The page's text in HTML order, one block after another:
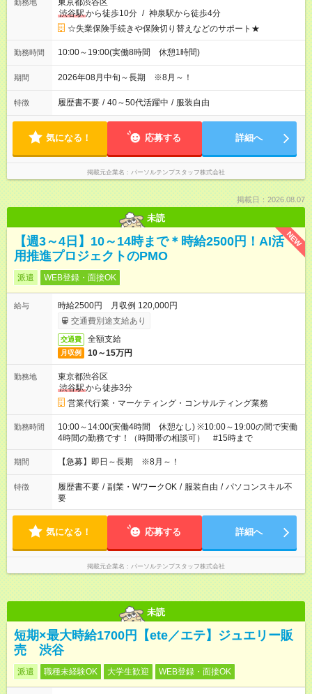
勤務地
東京都渋谷区
渋谷駅から徒歩10分 / 神泉駅から徒歩4分
☆失業保険手続きや保険切り替えなどのサポート★
勤務時間 10:00～19:00(実働8時間 休憩1時間)
期間 2026年08月中旬～長期 ※8月～！
特徴 履歴書不要 / 40～50代活躍中 / 服装自由
気になる！ 応募する 詳細へ
掲載元企業名 パーソルテンプスタッフ株式会社
掲載日：2026.08.07
未読
NEW
【週3～4日】10～14時まで＊時給2500円！AI活
用推進プロジェクトのPMO
派遣 WEB登録・面接OK
給与
時給2500円 月収例 120,000円
交通費別途支給あり
交通費 全額支給
月収例 10～15万円
勤務地
東京都渋谷区
渋谷駅から徒歩3分
営業代行業・マーケティング・コンサルティング業務
勤務時間
10:00～14:00(実働4時間 休憩なし) ※10:00～19:00の間で実働
4時間の勤務です！（時間帯の相談可） #15時まで
期間 【急募】即日～長期 ※8月～！
特徴 履歴書不要 / 副業・WワークOK / 服装自由 / パソコンスキル不
要
気になる！ 応募する 詳細へ
掲載元企業名 パーソルテンプスタッフ株式会社
未読
短期×最大時給1700円【ete／エテ】ジュエリー販
売 渋谷
派遣 職種未経験OK 大学生歓迎 WEB登録・面接OK